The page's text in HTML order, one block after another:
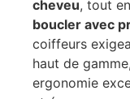
cheveu, tout
boucler avec
coiffeurs
haut de
ergonomie